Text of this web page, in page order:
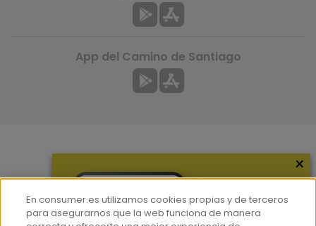
Hemeroteca
App del Camino de Santiago
×
En consumer.es utilizamos cookies propias y de terceros
para asegurarnos que la web funciona de manera